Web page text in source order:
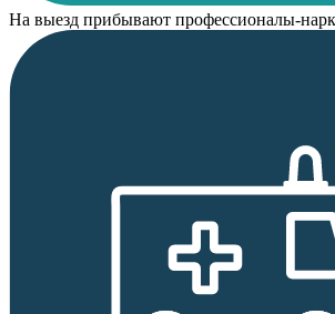
На выезд прибывают профессионалы-